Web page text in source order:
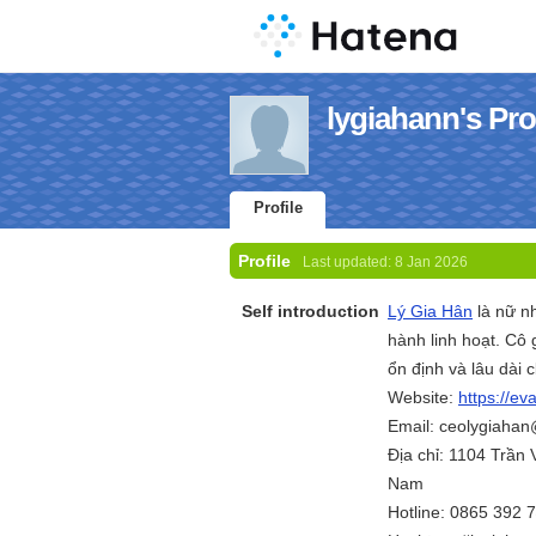
lygiahann's
Profile
Profile Last updated: 8 Jan 2026
Self introduction Lý Gia Hân là nữ
hành linh hoạt. Cô
ổn định và lâu dài
Website: https://
Email:
Địa chỉ: 1104 Trần
Nam
Hotline: 0865 392